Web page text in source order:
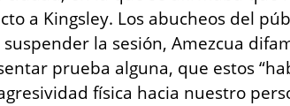
a Kingsley. Los abucheos del
la sesión, Amezcua
prueba alguna, que estos
física hacia nuestro